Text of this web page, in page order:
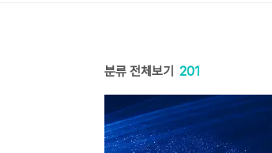
분류 전체보기 201